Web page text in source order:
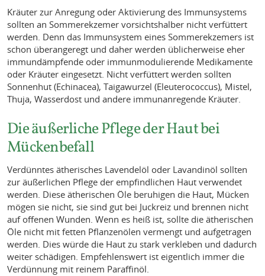
Kräuter zur Anregung oder Aktivierung des Immunsystems
sollten an Sommerekzemer vorsichtshalber nicht verfüttert
werden. Denn das Immunsystem eines Sommerekzemers ist
schon überangeregt und daher werden üblicherweise eher
immundämpfende oder immunmodulierende Medikamente
oder Kräuter eingesetzt. Nicht verfüttert werden sollten
Sonnenhut (Echinacea), Taigawurzel (Eleuterococcus), Mistel,
Thuja, Wasserdost und andere immunanregende Kräuter.
Die äußerliche Pflege der Haut bei
Mückenbefall
Verdünntes ätherisches Lavendelöl oder Lavandinöl sollten
zur äußerlichen Pflege der empfindlichen Haut verwendet
werden. Diese ätherischen Öle beruhigen die Haut, Mücken
mögen sie nicht, sie sind gut bei Juckreiz und brennen nicht
auf offenen Wunden. Wenn es heiß ist, sollte die ätherischen
Öle nicht mit fetten Pflanzenölen vermengt und aufgetragen
werden. Dies würde die Haut zu stark verkleben und dadurch
weiter schädigen. Empfehlenswert ist eigentlich immer die
Verdünnung mit reinem Paraffinöl.